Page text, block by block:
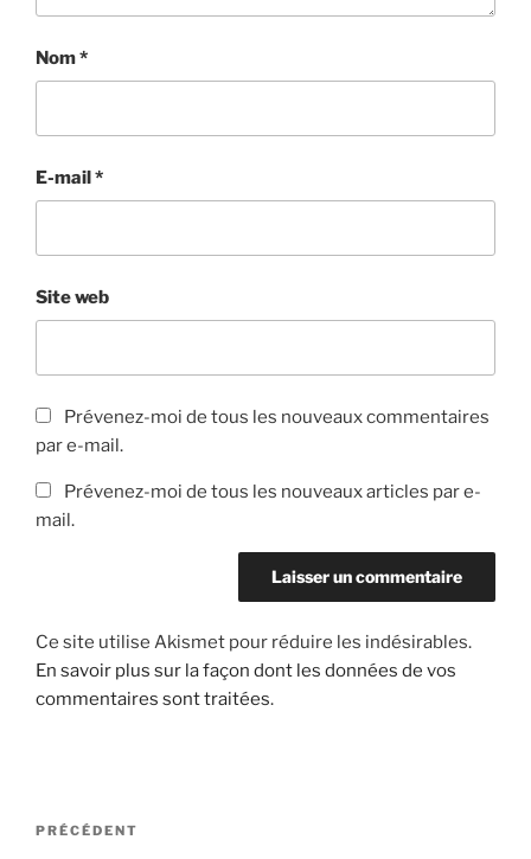
Nom*
E-mail*
Site web
Prévenez-moi de tous les nouveaux commentaires
par e-mail.
Prévenez-moi de tous les nouveaux articles par e-
mail.
Ce site utilise Akismet pour réduire les indésirables.
En savoir plus sur la façon dont les données de vos
commentaires sont traitées.
Navigation
Article
PRÉCÉDENT